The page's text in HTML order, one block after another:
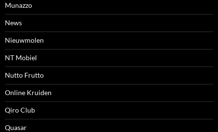
Munazzo
News
Nieuwmolen
NT Mobiel
Nutto Frutto
Online Kruiden
Qiro Club
Quasar